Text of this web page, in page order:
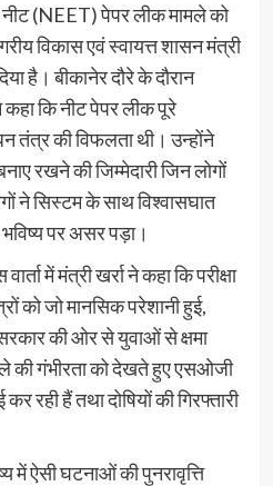
(NEET) पेपर लीक मामले को
विकास एवं स्वायत्त शासन मंत्री
है। बीकानेर दौरे के दौरान
कहा कि नीट पेपर लीक पूरे
तंत्र की विफलता थी। उन्होंने
रखने की जिम्मेदारी जिन लोगों
ने सिस्टम के साथ विश्वासघात
पर असर पड़ा।
में मंत्री खर्रा ने कहा कि परीक्षा
को जो मानसिक परेशानी हुई,
की ओर से युवाओं से क्षमा
की गंभीरता को देखते हुए एसओजी
रही हैं तथा दोषियों की गिरफ्तारी
में ऐसी घटनाओं की पुनरावृत्ति